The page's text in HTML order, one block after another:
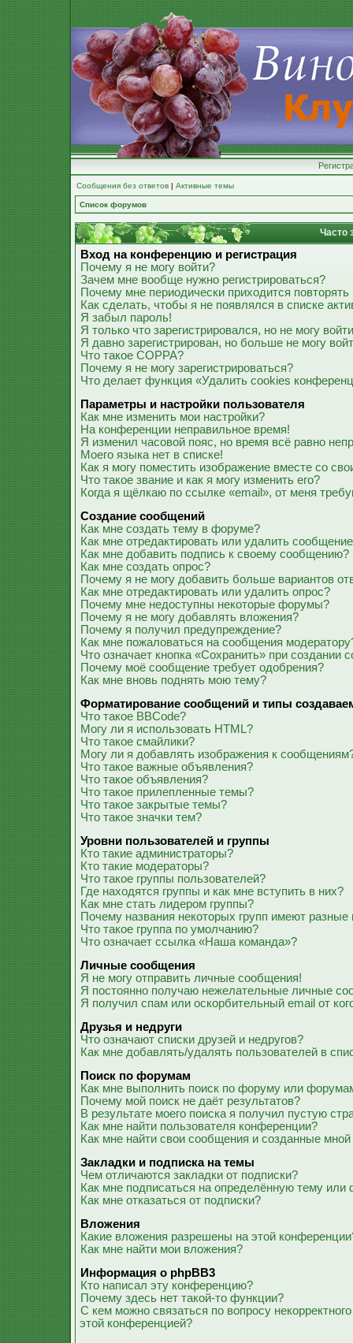
Сообщения без ответов | Активные темы
Список форумов
Часто
Вход на конференцию и регистрация
Почему я не могу войти?
Зачем мне вообще нужно регистрироваться?
Почему мне периодически приходится
Как сделать, чтобы я не появлялся в списке
Я забыл пароль!
Я только что зарегистрировался, но не могу
Я давно зарегистрирован, но больше не могу
Что такое COPPA?
Почему я не могу зарегистрироваться?
Что делает функция «Удалить cookies
Параметры и настройки пользователя
Как мне изменить мои настройки?
На конференции неправильное время!
Я изменил часовой пояс, но время всё равно
Моего языка нет в списке!
Как я могу поместить изображение вместе со
Что такое звание и как я могу изменить его?
Когда я щёлкаю по ссылке «email», от меня
Создание сообщений
Как мне создать тему в форуме?
Как мне отредактировать или удалить
Как мне добавить подпись к своему сообщению?
Как мне создать опрос?
Почему я не могу добавить больше вариантов
Как мне отредактировать или удалить опрос?
Почему мне недоступны некоторые форумы?
Почему я не могу добавлять вложения?
Почему я получил предупреждение?
Как мне пожаловаться на сообщения
Что означает кнопка «Сохранить» при создании
Почему моё сообщение требует одобрения?
Как мне вновь поднять мою тему?
Форматирование сообщений и типы
Что такое BBCode?
Могу ли я использовать HTML?
Что такое смайлики?
Могу ли я добавлять изображения к
Что такое важные объявления?
Что такое объявления?
Что такое прилепленные темы?
Что такое закрытые темы?
Что такое значки тем?
Уровни пользователей и группы
Кто такие администраторы?
Кто такие модераторы?
Что такое группы пользователей?
Где находятся группы и как мне вступить в них?
Как мне стать лидером группы?
Почему названия некоторых групп имеют разные
Что такое группа по умолчанию?
Что означает ссылка «Наша команда»?
Личные сообщения
Я не могу отправить личные сообщения!
Я постоянно получаю нежелательные личные
Я получил спам или оскорбительный email от
Друзья и недруги
Что означают списки друзей и недругов?
Как мне добавлять/удалять пользователей в
Поиск по форумам
Как мне выполнить поиск по форуму или
Почему мой поиск не даёт результатов?
В результате моего поиска я получил пустую
Как мне найти пользователя конференции?
Как мне найти свои сообщения и созданные
Закладки и подписка на темы
Чем отличаются закладки от подписки?
Как мне подписаться на определённую тему или
Как мне отказаться от подписки?
Вложения
Какие вложения разрешены на этой
Как мне найти мои вложения?
Информация о phpBB3
Кто написал эту конференцию?
Почему здесь нет такой-то функции?
С кем можно связаться по вопросу
этой конференцией?